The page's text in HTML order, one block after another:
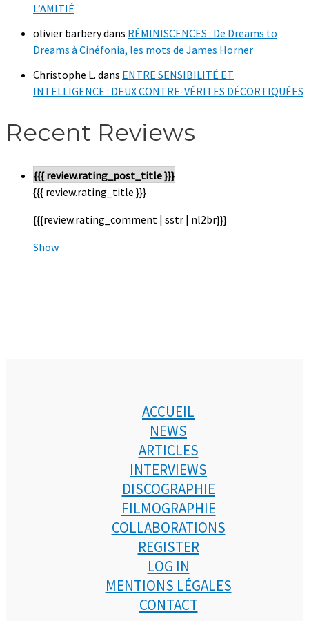
L’AMITIÉ
olivier barberydans RÉMINISCENCES : De Dreams to
Dreams à Cinéfonia, les mots de James Horner
Christophe L. dans ENTRE SENSIBILITÉ ET
INTELLIGENCE : DEUX CONTRE-VÉRITES DÉCORTIQUÉES
Recent Reviews
{{{ review.rating_post_title }}}
{{{ review.rating_title }}}
{{{review.rating_comment | sstr | nl2br}}}
Show
ACCUEIL
NEWS
ARTICLES
INTERVIEWS
DISCOGRAPHIE
FILMOGRAPHIE
COLLABORATIONS
REGISTER
LOG IN
MENTIONS LÉGALES
CONTACT